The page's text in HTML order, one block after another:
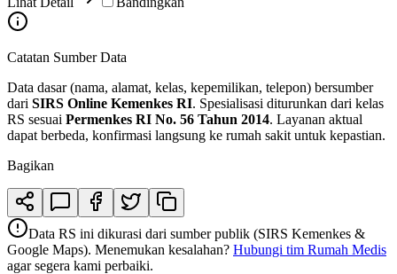
Catatan Sumber Data
Data dasar (nama, alamat, kelas, kepemilikan, telepon) bersumber
dari SIRS Online Kemenkes RI. Spesialisasi diturunkan dari kelas
RS sesuai Permenkes RI No. 56 Tahun 2014. Layanan aktual
dapat berbeda, konfirmasi langsung ke rumah sakit untuk kepastian.
Bagikan
Data RS ini dikurasi dari sumber publik (SIRS Kemenkes &
Google Maps). Menemukan kesalahan? Hubungi tim Rumah Medis
agar segera kami perbaiki.